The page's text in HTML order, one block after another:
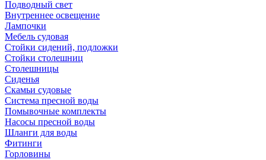
Подводный свет
Внутреннее освещение
Лампочки
Мебель судовая
Стойки сидений, подложки
Стойки столешниц
Столешницы
Сиденья
Скамьи судовые
Система пресной воды
Помывочные комплекты
Насосы пресной воды
Шланги для воды
Фитинги
Горловины